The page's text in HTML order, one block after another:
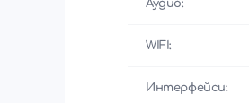
Аудио:
WIFI:
Интерфейси: